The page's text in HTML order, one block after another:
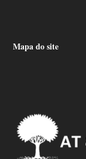
Mapa do site